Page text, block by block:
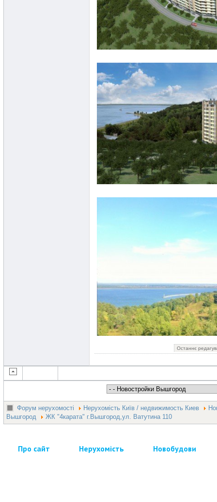
Останнє
Форум нерухомості Нерухомість Київ / недвижимость Киев
Вышгород
ЖК "4карата" г.Вышгород,ул. Ватутина 110
Про сайт Нерухомість Новобудови